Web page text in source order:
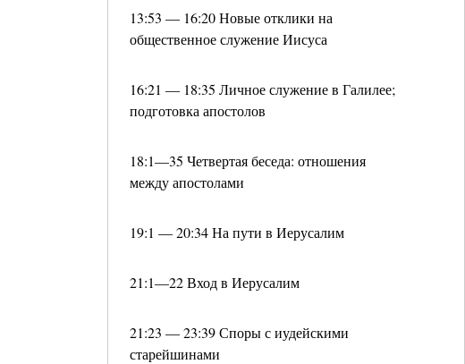
13:53 — 16:20 Новые отклики на
общественное служение Иисуса
16:21 — 18:35 Личное служение в Галилее;
подготовка апостолов
18:1—35 Четвертая беседа: отношения
между апостолами
19:1 — 20:34 На пути в Иерусалим
21:1—22 Вход в Иерусалим
21:23 — 23:39 Споры с иудейскими
старейшинами